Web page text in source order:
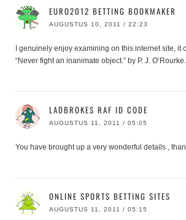
EURO2012 BETTING BOOKMAKER
AUGUSTUS 10, 2011 / 22:23
I genuinely enjoy examining on this internet site, it
“Never fight an inanimate object.” by P. J. O’Rourke.
LADBROKES RAF ID CODE
AUGUSTUS 11, 2011 / 05:05
You have brought up a very wonderful details ,
ONLINE SPORTS BETTING SITES
AUGUSTUS 11, 2011 / 05:15